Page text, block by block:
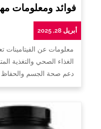
فوائد ومعلومات
أبريل 28, 2025
معلومات عن الفيتامينات
الغذاء الصحي والتغذية
دعم صحة الجسم والحفاظ